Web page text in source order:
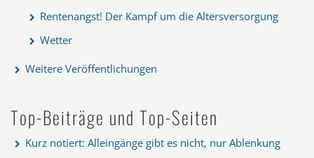
Rentenangst! Der Kampf um die Altersversorgung
Wetter
Weitere Veröffentlichungen
Top-Beiträge und Top-Seiten
Kurz notiert: Alleingänge gibt es nicht, nur Ablenkung